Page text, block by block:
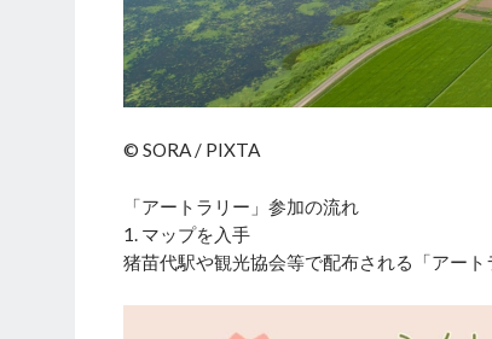
© SORA / PIXTA
「アートラリー」参加の流れ
1. マップを入手
猪苗代駅や観光協会等で配布される「アート